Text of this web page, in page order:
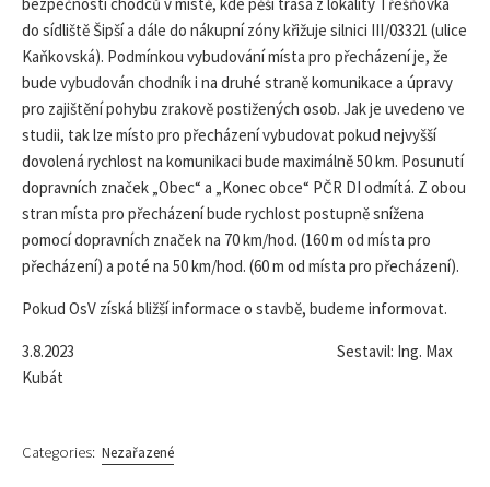
do sídliště Šipší a dále do nákupní zóny křižuje silnici III/03321 (ulice
Kaňkovská). Podmínkou vybudování místa pro přecházení je, že
bude vybudován chodník i na druhé straně komunikace a úpravy
pro zajištění pohybu zrakově postižených osob. Jak je uvedeno ve
studii, tak lze místo pro přecházení vybudovat pokud nejvyšší
dovolená rychlost na komunikaci bude maximálně 50 km. Posunutí
dopravních značek „Obec“ a „Konec obce“ PČR DI odmítá. Z obou
stran místa pro přecházení bude rychlost postupně snížena
pomocí dopravních značek na 70 km/hod. (160 m od místa pro
přecházení) a poté na 50 km/hod. (60 m od místa pro přecházení).
Pokud OsV získá bližší informace o stavbě, budeme informovat.
3.8.2023 Sestavil: Ing. Max
Kubát
Categories: Nezařazené